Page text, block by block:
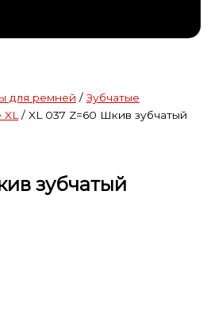
для ремней / Зубчатые
XL/ XL 037 Z=60 Шкив зубчатый
зубчатый